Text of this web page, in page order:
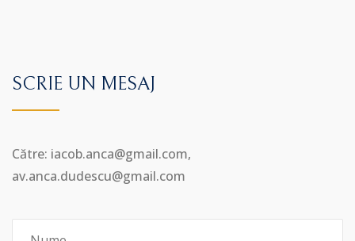
SCRIE UN MESAJ
Către: iacob.anca@gmail.com,
av.anca.dudescu@gmail.com